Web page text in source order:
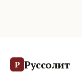
Р Руссолит